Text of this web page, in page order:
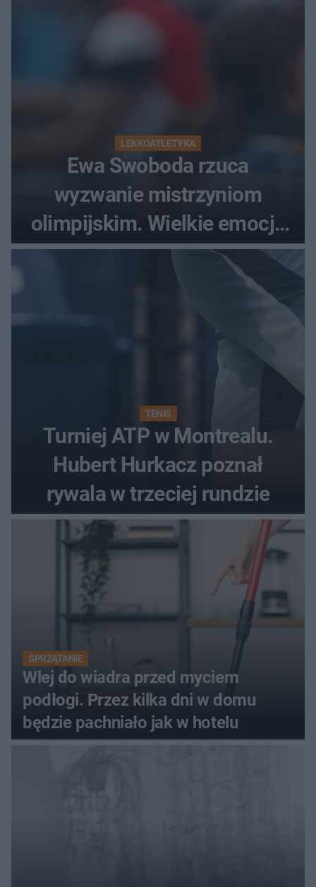
LEKKOATLETYKA
Ewa Swoboda rzuca
wyzwanie mistrzyniom
olimpijskim. Wielkie emocje
podczas Silesia Memoriału
Kamili Skolimowskiej
TENIS
Turniej ATP w Montrealu.
Hubert Hurkacz poznał
rywala w trzeciej rundzie
SPRZĄTANIE
Wlej do wiadra przed myciem
podłogi. Przez kilka dni w domu
będzie pachniało jak w hotelu